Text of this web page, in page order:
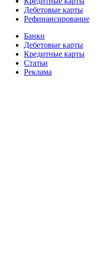
Дебетовые карты
Рефинансирование
Банки
Дебетовые карты
Кредитные карты
Статьи
Реклама